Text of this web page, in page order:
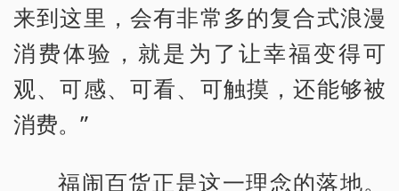
来到这里，会有非常多的复合式浪漫
消费体验，就是为了让幸福变得可
观、可感、可看、可触摸，还能够被
消费。”
福闹百货正是这一理念的落地。